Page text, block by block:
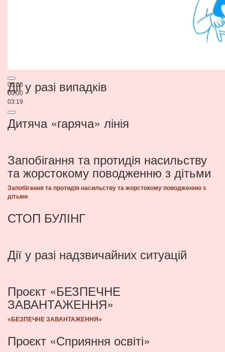
00:00
00:00
03:19
Дії у разі випадків
Дитяча «гаряча» лінія
Запобігання та протидія насильству
та жорстокому поводженню з дітьми
Запобігання та протидія насильству та жорстокому поводженню з
дітьми
СТОП БУЛІНГ
Дії у разі надзвичайних ситуацій
Проєкт «БЕЗПЕЧНЕ
ЗАВАНТАЖЕННЯ»
«БЕЗПЕЧНЕ ЗАВАНТАЖЕННЯ»
Проєкт «Сприяння освіті»